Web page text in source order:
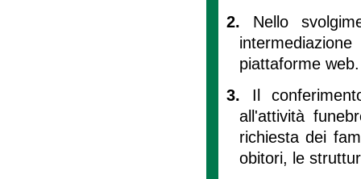
2. Nello
piattaforme web.
3. Il
all'attività
richiesta dei
obitori, le